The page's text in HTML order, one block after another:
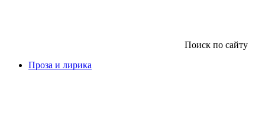
Поиск по сайту
Проза и лирика